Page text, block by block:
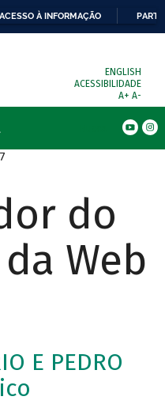
ACESSO À INFORMAÇÃO
ENGLISH
ACESSIBILIDADE
A+ A-
do
Web
E PEDRO